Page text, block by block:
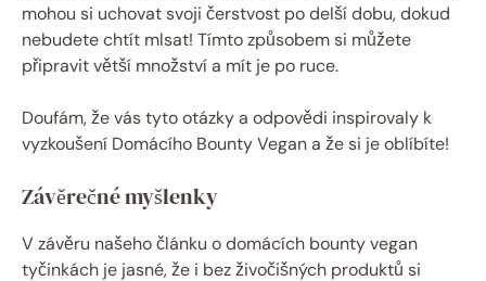
mohou si uchovat svoji čerstvost po delší dobu, dokud
nebudete chtít mlsat! Tímto způsobem si můžete
připravit větší množství a mít je po ruce.
Doufám, že vás tyto otázky a odpovědi inspirovaly k
vyzkoušení Domácího Bounty Vegan a že si je oblíbíte!
Závěrečné myšlenky
V závěru našeho článku o domácích bounty vegan
tyčinkách je jasné, že i bez živočišných produktů si